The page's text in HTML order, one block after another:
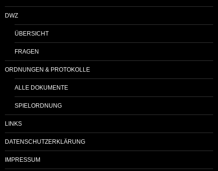
DWZ
ÜBERSICHT
FRAGEN
ORDNUNGEN & PROTOKOLLE
ALLE DOKUMENTE
SPIELORDNUNG
LINKS
DATENSCHUTZERKLÄRUNG
IMPRESSUM